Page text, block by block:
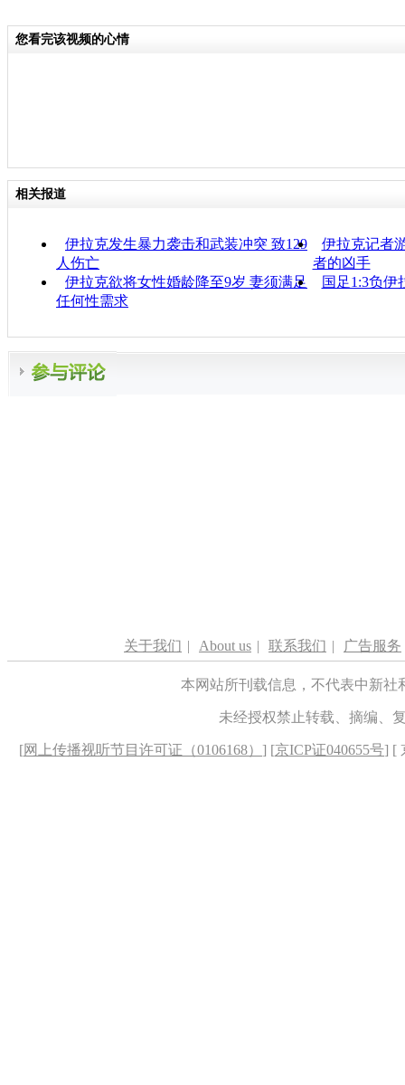
您看完该视频的心情
相关报道
伊拉克发生暴力袭击和武装冲突 致129
人伤亡
伊拉克记者
者的凶手
伊拉克欲将女性婚龄降至9岁 妻须满足
任何性需求
国足1:3负伊
关于我们 | About us | 联系我们 | 广告服务
本网站所刊载信息，不代表中新
未经授权禁止转载、摘编、
[网上传播视听节目许可证（0106168） ] [京ICP证040655号] [